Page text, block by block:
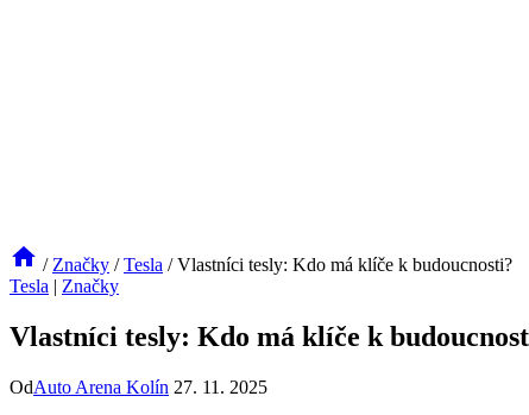
/ Značky / Tesla / Vlastníci tesly: Kdo má klíče k budoucnosti?
Tesla | Značky
Vlastníci tesly: Kdo má klíče k
OdAuto Arena Kolín 27. 11. 2025